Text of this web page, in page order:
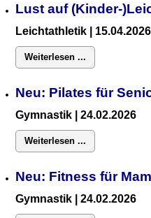
Lust auf (Kinder-
Leichtathletik | 15.04.2026
Weiterlesen ...
Neu: Pilates für
Gymnastik | 24.02.2026
Weiterlesen ...
Neu: Fitness für
Gymnastik | 24.02.2026